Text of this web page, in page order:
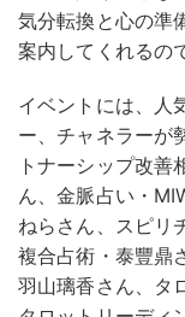
気分転換と心の準
案内してくれるの
イベントには、人
ー、チャネラーが
トナーシップ改善
ん、金脈占い・
ねらさん、スピリ
複合占術・泰豐鼎
羽山璃香さん、タ